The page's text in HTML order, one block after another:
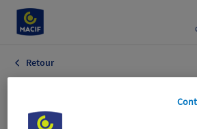
Retour
Economie Sociale
Bâtiment